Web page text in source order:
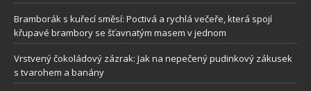
Bramborák s kuřecí směsí: Poctivá a rychlá večeře, která spojí
křupavé brambory se šťavnatým masem v jednom
Vrstvený čokoládový zázrak: Jak na nepečený pudinkový zákusek
s tvarohem a banány